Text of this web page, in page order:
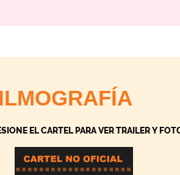
EL CARTEL PARA VER TRAILER Y